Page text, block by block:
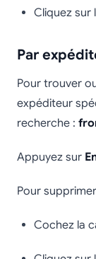
Cliquez sur
Par
Pour trouver
expéditeur
recherche :
Appuyez sur
Pour
Cochez la